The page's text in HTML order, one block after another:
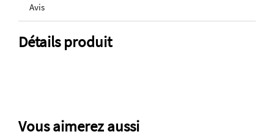
Avis
Détails produit
Vous aimerez aussi